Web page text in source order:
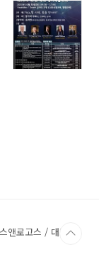
앤로고스 / 대표전